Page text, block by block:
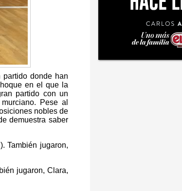
donde han
en el que la
partido con un
Pese al
nobles de
demuestra saber
También jugaron,
jugaron, Clara,